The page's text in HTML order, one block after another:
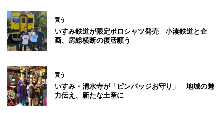
買う
いすみ鉄道が限定ポロシャツ発売 小湊鉄道と企
画、房総横断の復活願う
買う
いすみ・清水寺が「ピンバッジお守り」 地域の魅
力伝え、新たな土産に